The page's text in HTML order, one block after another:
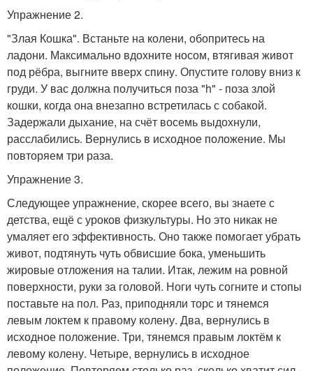
Упражнение 2.
"Злая Кошка". Встаньте на колени, обопритесь на
ладони. Максимально вдохните носом, втягивая живот
под рёбра, выгните вверх спину. Опустите голову вниз к
груди. У вас должна получиться поза "h" - поза злой
кошки, когда она внезапно встретилась с собакой.
Задержали дыхание, на счёт восемь выдохнули,
расслабились. Вернулись в исходное положение. Мы
повторяем три раза.
Упражнение 3.
Следующее упражнение, скорее всего, вы знаете с
детства, ещё с уроков физкультуры. Но это никак не
умаляет его эффективность. Оно также помогает убрать
живот, подтянуть чуть обвисшие бока, уменьшить
жировые отложения на талии. Итак, лежим на ровной
поверхности, руки за головой. Ноги чуть согните и стопы
поставьте на пол. Раз, приподняли торс и тянемся
левым локтем к правому колену. Два, вернулись в
исходное положение. Три, тянемся правым локтём к
левому колену. Четыре, вернулись в исходное